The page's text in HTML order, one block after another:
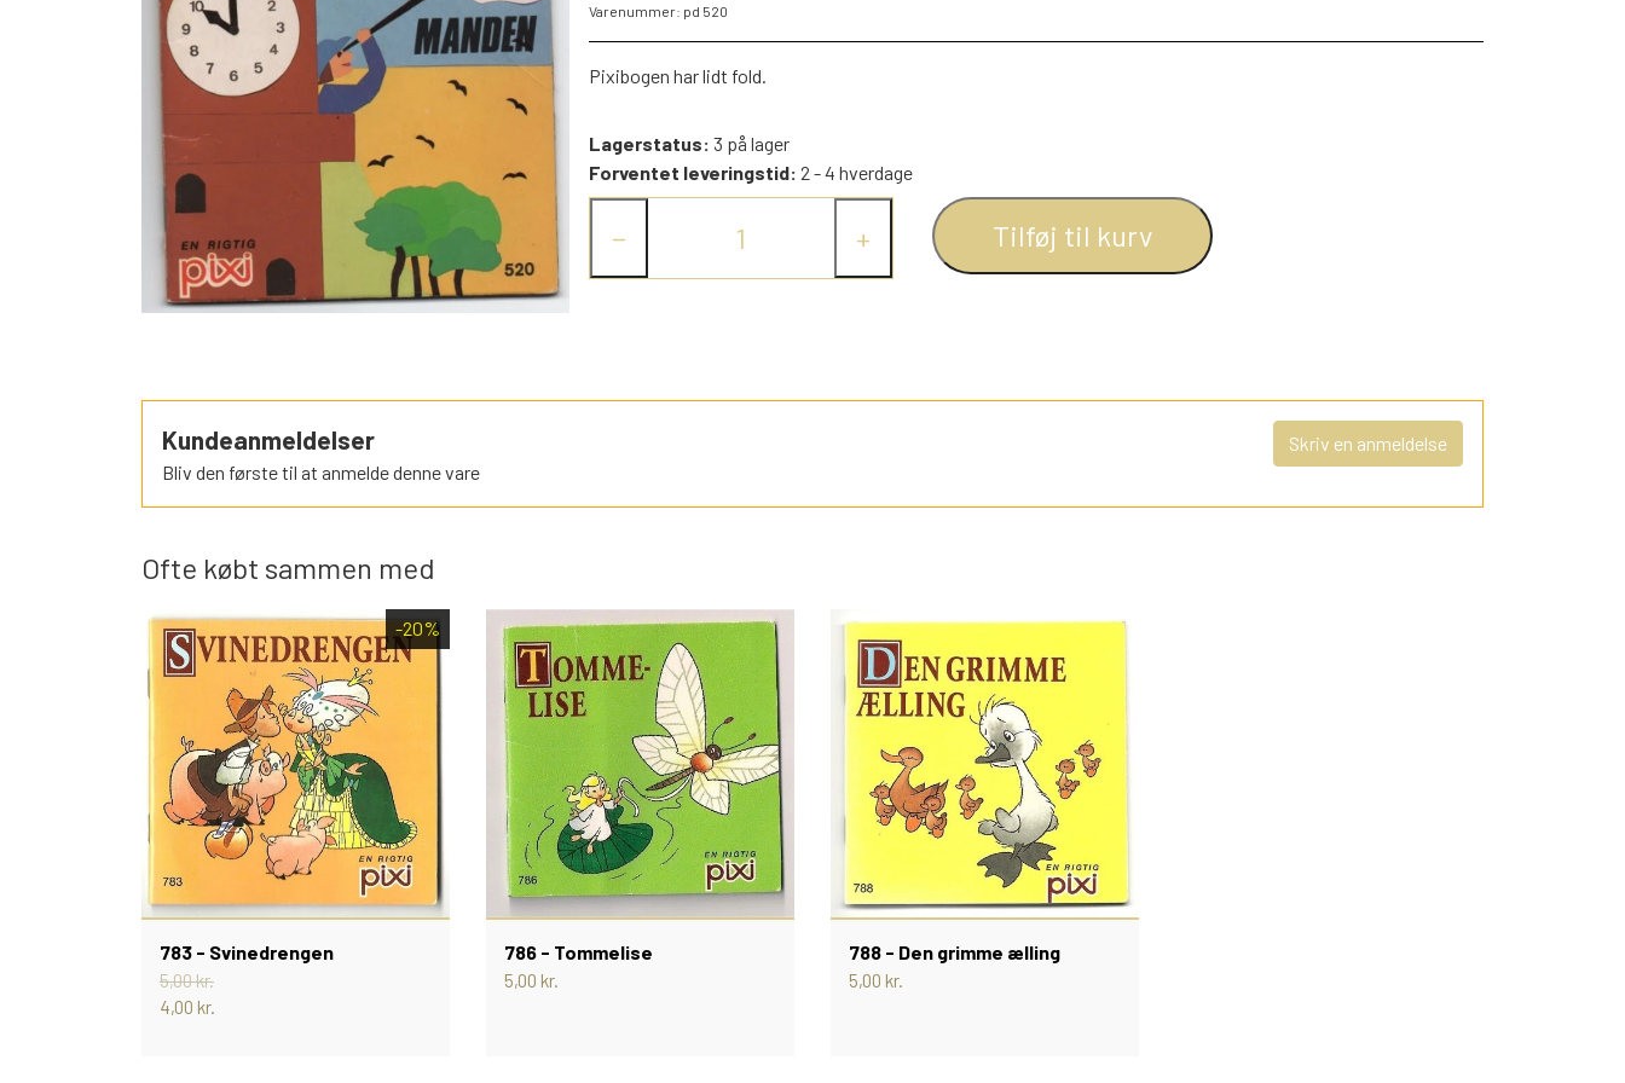
SORTEPER
ÆSELSPIL
ALLE DE ANDRE SPIL
PEZ DISPENSERE
SMÅ FIGURER
TROLDE FIGURER
NYHEDER
Varenummer: pd 520
Pixibogen har lidt fold.
Lagerstatus: 3 på lager
Forventet leveringstid: 2 - 4 hverdage
− + Tilføj til kurv
Skriv en anmeldelse
Kundeanmeldelser
Bliv den første til at anmelde denne vare
Ofte købt sammen med
-20%
783 - Svinedrengen
5,00 kr.
4,00 kr.
786 - Tommelise
5,00 kr.
788 - Den grimme ælling
5,00 kr.